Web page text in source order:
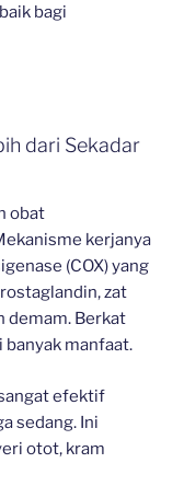
bagi
dari Sekadar
obat
kerjanya
(COX) yang
zat
demam. Berkat
manfaat.
efektif
sedang. Ini
otot, kram